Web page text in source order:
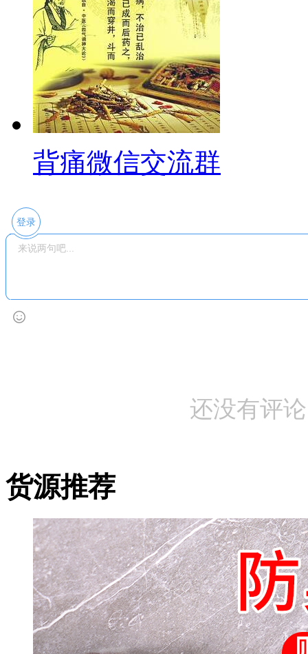
背痛微信交流群
登录
还没有评
货源推荐